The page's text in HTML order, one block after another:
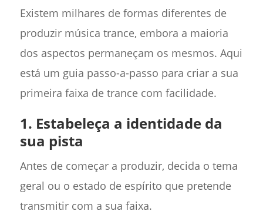
Existem milhares de formas diferentes de
produzir música trance, embora a maioria
dos aspectos permaneçam os mesmos. Aqui
está um guia passo-a-passo para criar a sua
primeira faixa de trance com facilidade.
1. Estabeleça a identidade da
sua pista
Antes de começar a produzir, decida o tema
geral ou o estado de espírito que pretende
transmitir com a sua faixa.